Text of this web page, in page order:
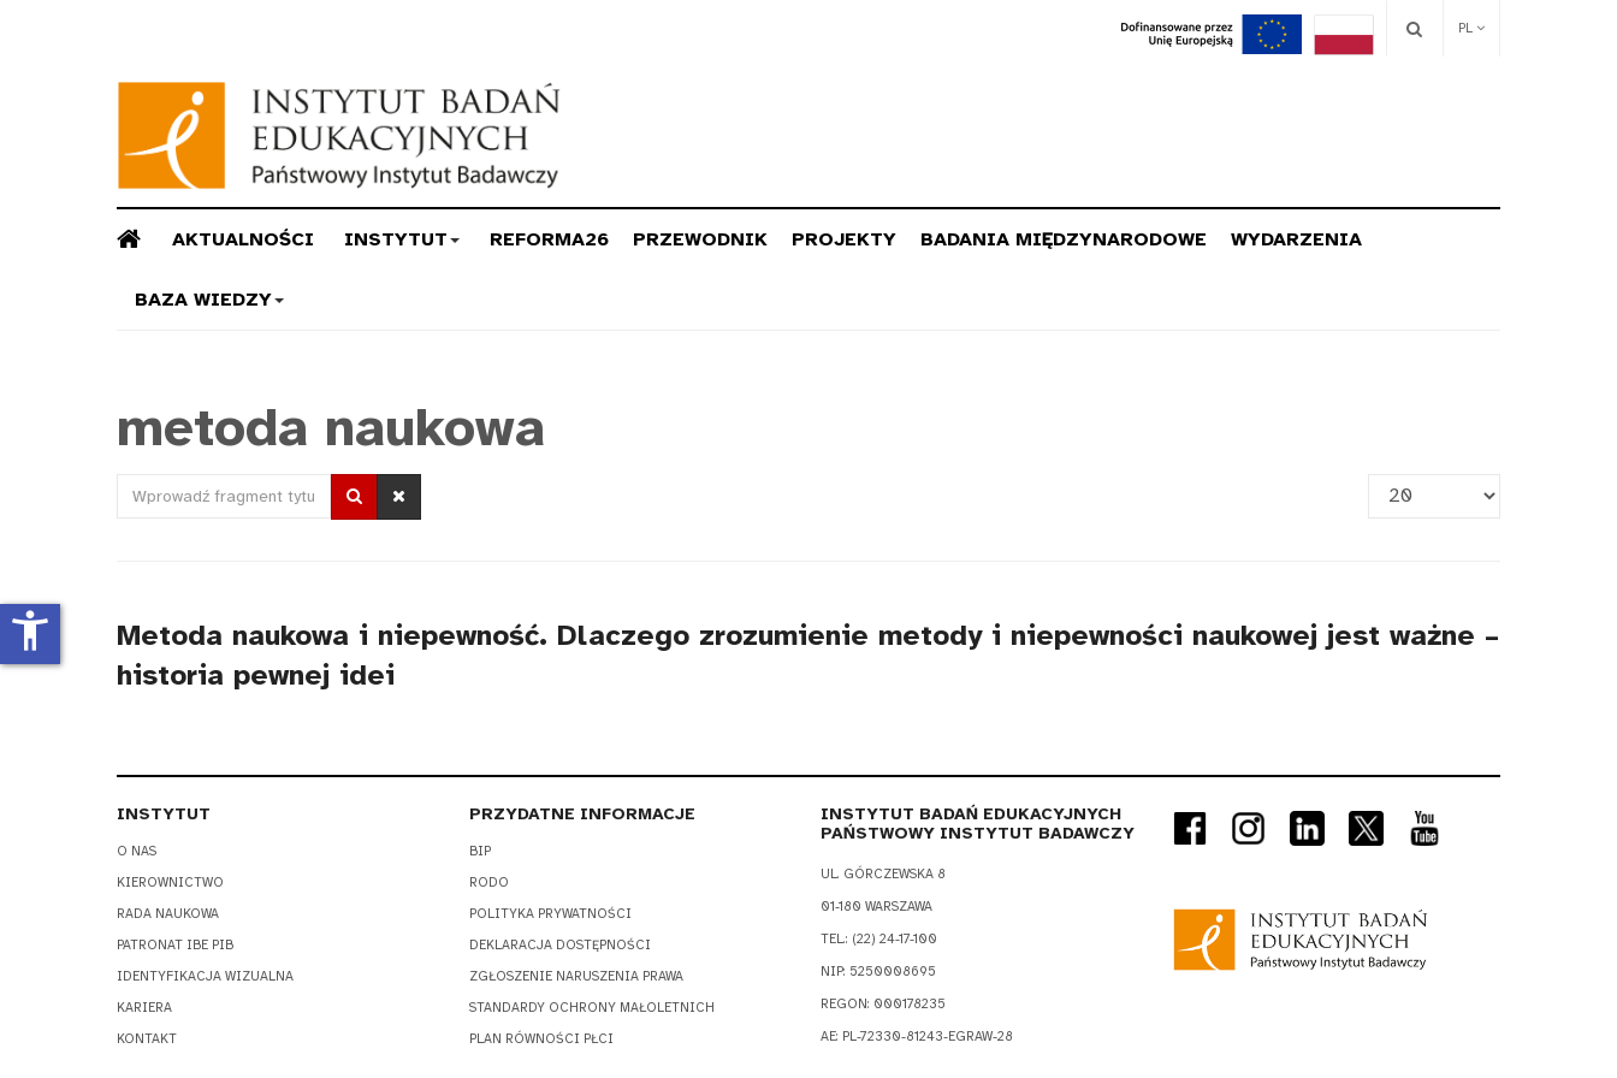
PL
AKTUALNOŚCI INSTYTUT REFORMA26 PRZEWODNIK PROJEKTY BADANIA MIĘDZYNARODOWE WYDARZENIA
BAZA WIEDZY
metoda naukowa
Wprowadź
Pokaż
Metoda naukowa i niepewność. Dlaczego zrozumienie metody i niepewności naukowej jest ważne –
historia pewnej idei
INSTYTUT
O NAS
KIEROWNICTWO
RADA NAUKOWA
PATRONAT IBE PIB
IDENTYFIKACJA WIZUALNA
KARIERA
KONTAKT
PRZYDATNE INFORMACJE
BIP
RODO
POLITYKA PRYWATNOŚCI
DEKLARACJA DOSTĘPNOŚCI
ZGŁOSZENIE NARUSZENIA PRAWA
STANDARDY OCHRONY MAŁOLETNICH
PLAN RÓWNOŚCI PŁCI
INSTYTUT BADAŃ EDUKACYJNYCH
PAŃSTWOWY INSTYTUT BADAWCZY
UL. GÓRCZEWSKA 8
01-180 WARSZAWA
TEL.: (22) 24-17-100
NIP: 5250008695
REGON: 000178235
AE: PL-72330-81243-EGRAW-28
accessibility_new